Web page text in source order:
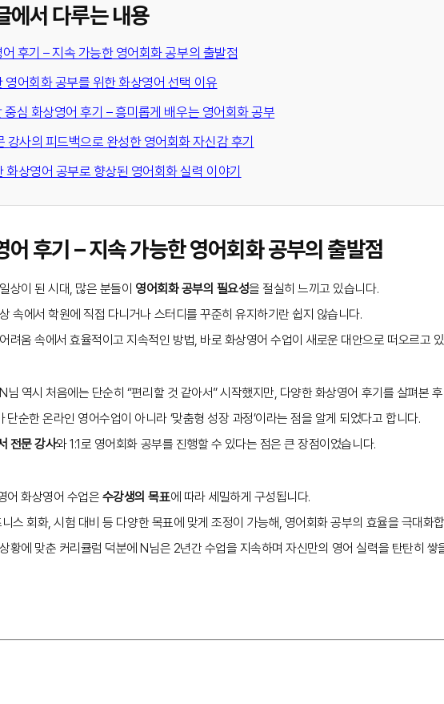
에서 다루는 내용
후기 – 지속 가능한 영어회화 공부의 출발점
영어회화 공부를 위한 화상영어 선택 이유
중심 화상영어 후기 – 흥미롭게 배우는 영어회화 공부
강사의 피드백으로 완성한 영어회화 자신감 후기
상영어 공부로 향상된 영어회화 실력 이야기
어 후기 – 지속 가능한 영어회화 공부의 출발점
상이 된 시대, 많은 분들이 영어회화 공부의 필요성을 절실히 느끼고 있습니다.
속에서 학원에 직접 다니거나 스터디를 꾸준히 유지하기란 쉽지 않습니다.
려움 속에서 효율적이고 지속적인 방법, 바로 화상영어 수업이 새로운 대안으로 떠오르고
님 역시 처음에는 단순히 “편리할 것 같아서” 시작했지만, 다양한 화상영어 후기를 살펴본 후
단순한 온라인 영어수업이 아니라 ‘맞춤형 성장 과정’이라는 점을 알게 되었다고 합니다.
전문 강사와 1:1로 영어회화 공부를 진행할 수 있다는 점은 큰 장점이었습니다.
어 화상영어 수업은 수강생의 목표에 따라 세밀하게 구성됩니다.
스 회화, 시험 대비 등 다양한 목표에 맞게 조정이 가능해, 영어회화 공부의 효율을 극대화
황에 맞춘 커리큘럼 덕분에 N님은 2년간 수업을 지속하며 자신만의 영어 실력을 탄탄히 쌓